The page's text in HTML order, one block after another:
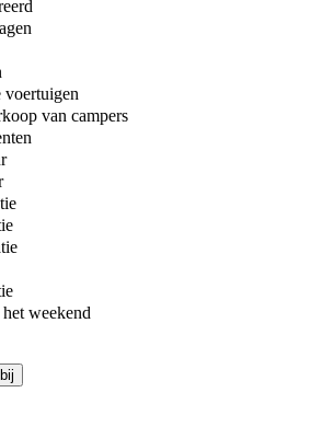
voertuigen
van campers
weekend